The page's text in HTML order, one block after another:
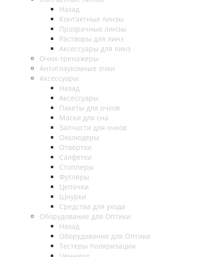
Назад
Контактные линзы
Прозрачные линзы
Растворы для линз
Аксессуары для линз
Очки-тренажеры
Антиглаукомные очки
Аксессуары
Назад
Аксессуары
Пакеты для очков
Маски для сна
Запчасти для очков
Окклюдеры
Отвёртки
Салфетки
Стопперы
Футляры
Цепочки
Шнурки
Средства для ухода
Оборудование для Оптики
Назад
Оборудование для Оптики
Тестеры поляризации